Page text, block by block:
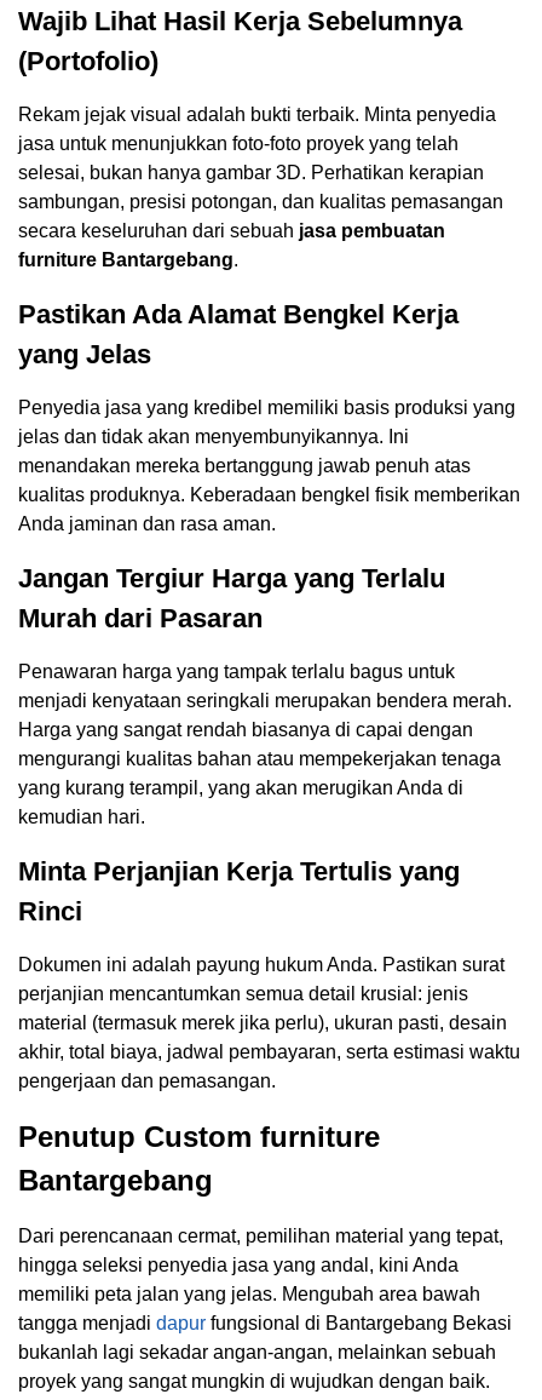
Wajib Lihat Hasil Kerja Sebelumnya
(Portofolio)
Rekam jejak visual adalah bukti terbaik. Minta penyedia
jasa untuk menunjukkan foto-foto proyek yang telah
selesai, bukan hanya gambar 3D. Perhatikan kerapian
sambungan, presisi potongan, dan kualitas pemasangan
secara keseluruhan dari sebuah jasa pembuatan
furniture Bantargebang.
Pastikan Ada Alamat Bengkel Kerja
yang Jelas
Penyedia jasa yang kredibel memiliki basis produksi yang
jelas dan tidak akan menyembunyikannya. Ini
menandakan mereka bertanggung jawab penuh atas
kualitas produknya. Keberadaan bengkel fisik memberikan
Anda jaminan dan rasa aman.
Jangan Tergiur Harga yang Terlalu
Murah dari Pasaran
Penawaran harga yang tampak terlalu bagus untuk
menjadi kenyataan seringkali merupakan bendera merah.
Harga yang sangat rendah biasanya di capai dengan
mengurangi kualitas bahan atau mempekerjakan tenaga
yang kurang terampil, yang akan merugikan Anda di
kemudian hari.
Minta Perjanjian Kerja Tertulis yang
Rinci
Dokumen ini adalah payung hukum Anda. Pastikan surat
perjanjian mencantumkan semua detail krusial: jenis
material (termasuk merek jika perlu), ukuran pasti, desain
akhir, total biaya, jadwal pembayaran, serta estimasi waktu
pengerjaan dan pemasangan.
Penutup Custom furniture
Bantargebang
Dari perencanaan cermat, pemilihan material yang tepat,
hingga seleksi penyedia jasa yang andal, kini Anda
memiliki peta jalan yang jelas. Mengubah area bawah
tangga menjadi dapur fungsional di Bantargebang Bekasi
bukanlah lagi sekadar angan-angan, melainkan sebuah
proyek yang sangat mungkin di wujudkan dengan baik.